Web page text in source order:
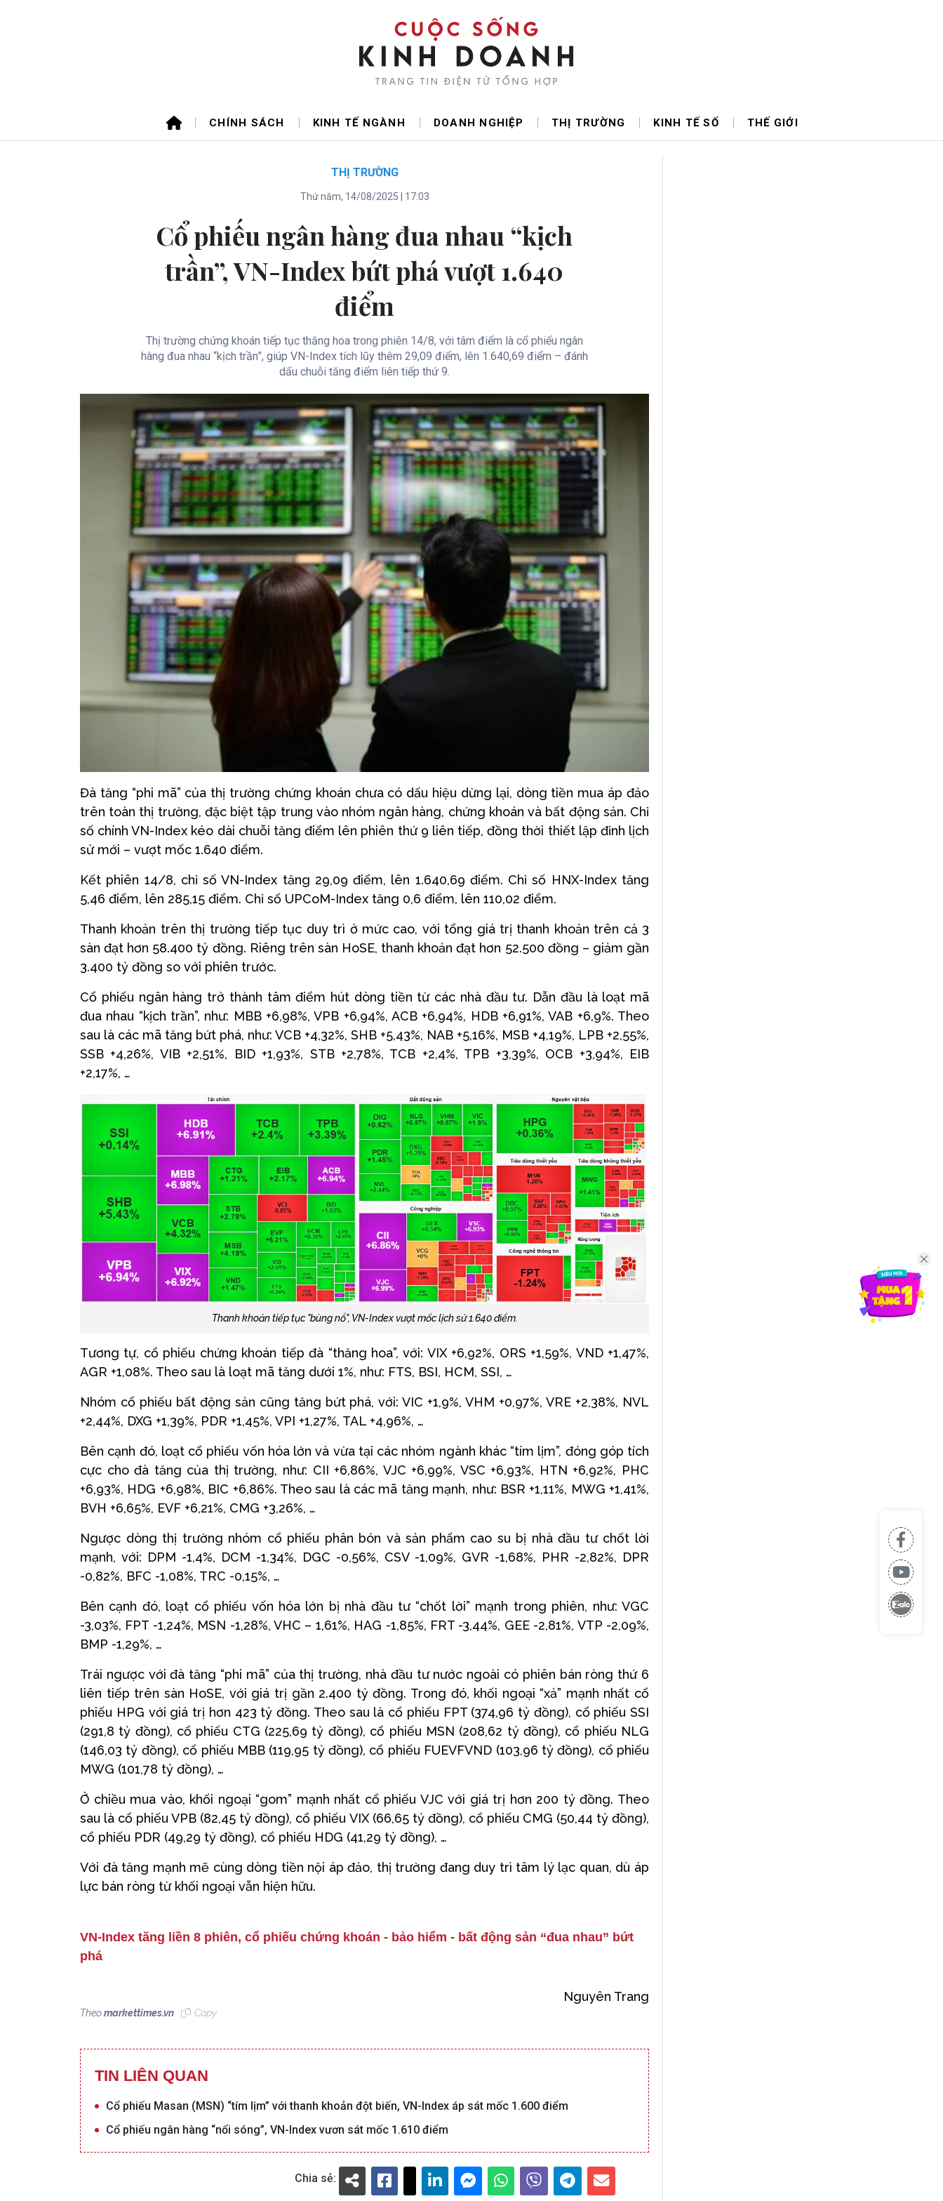
CHÍNH SÁCH KINH TẾ NGÀNH DOANH NGHIỆP THỊ TRƯỜNG KINH TẾ SỐ THẾ GIỚI
THỊ TRƯỜNG
Thứ năm, 14/08/2025 | 17:03
Cổ phiếu ngân hàng đua nhau “kịch
trần”, VN-Index bứt phá vượt 1.640
điểm
Thị trường chứng khoán tiếp tục thăng hoa trong phiên 14/8, với tâm điểm là cổ phiếu ngân
hàng đua nhau “kịch trần”, giúp VN-Index tích lũy thêm 29,09 điểm, lên 1.640,69 điểm – đánh
dấu chuỗi tăng điểm liên tiếp thứ 9.
Đà tăng “phi mã” của thị trường chứng khoán chưa có dấu hiệu dừng lại, dòng tiền mua áp đảo
trên toàn thị trường, đặc biệt tập trung vào nhóm ngân hàng, chứng khoán và bất động sản. Chỉ
số chính VN-Index kéo dài chuỗi tăng điểm lên phiên thứ 9 liên tiếp, đồng thời thiết lập đỉnh lịch
sử mới – vượt mốc 1.640 điểm.
Kết phiên 14/8, chỉ số VN-Index tăng 29,09 điểm, lên 1.640,69 điểm. Chỉ số HNX-Index tăng
5,46 điểm, lên 285,15 điểm. Chỉ số UPCoM-Index tăng 0,6 điểm, lên 110,02 điểm.
Thanh khoản trên thị trường tiếp tục duy trì ở mức cao, với tổng giá trị thanh khoản trên cả 3
sàn đạt hơn 58.400 tỷ đồng. Riêng trên sàn HoSE, thanh khoản đạt hơn 52.500 đồng – giảm gần
3.400 tỷ đồng so với phiên trước.
Cổ phiếu ngân hàng trở thành tâm điểm hút dòng tiền từ các nhà đầu tư. Dẫn đầu là loạt mã
đua nhau “kịch trần”, như: MBB +6,98%, VPB +6,94%, ACB +6,94%, HDB +6,91%, VAB +6,9%. Theo
sau là các mã tăng bứt phá, như: VCB +4,32%, SHB +5,43%, NAB +5,16%, MSB +4,19%, LPB +2,55%,
SSB +4,26%, VIB +2,51%, BID +1,93%, STB +2,78%, TCB +2,4%, TPB +3,39%, OCB +3,94%, EIB
+2,17%, …
Thanh khoản tiếp tục "bùng nổ", VN-Index vượt mốc lịch sử 1.640 điểm.
Tương tự, cổ phiếu chứng khoán tiếp đà “thăng hoa”, với: VIX +6,92%, ORS +1,59%, VND +1,47%,
AGR +1,08%. Theo sau là loạt mã tăng dưới 1%, như: FTS, BSI, HCM, SSI, …
Nhóm cổ phiếu bất động sản cũng tăng bứt phá, với: VIC +1,9%, VHM +0,97%, VRE +2,38%, NVL
+2,44%, DXG +1,39%, PDR +1,45%, VPI +1,27%, TAL +4,96%, …
Bên cạnh đó, loạt cổ phiếu vốn hóa lớn và vừa tại các nhóm ngành khác “tím lịm”, đóng góp tích
cực cho đà tăng của thị trường, như: CII +6,86%, VJC +6,99%, VSC +6,93%, HTN +6,92%, PHC
+6,93%, HDG +6,98%, BIC +6,86%. Theo sau là các mã tăng mạnh, như: BSR +1,11%, MWG +1,41%,
BVH +6,65%, EVF +6,21%, CMG +3,26%, …
Ngược dòng thị trường nhóm cổ phiếu phân bón và sản phẩm cao su bị nhà đầu tư chốt lời
mạnh, với: DPM -1,4%, DCM -1,34%, DGC -0,56%, CSV -1,09%, GVR -1,68%, PHR -2,82%, DPR
-0,82%, BFC -1,08%, TRC -0,15%, …
Bên cạnh đó, loạt cổ phiếu vốn hóa lớn bị nhà đầu tư “chốt lời” mạnh trong phiên, như: VGC
-3,03%, FPT -1,24%, MSN -1,28%, VHC – 1,61%, HAG -1,85%, FRT -3,44%, GEE -2,81%, VTP -2,09%,
BMP -1,29%, …
Trái ngược với đà tăng “phi mã” của thị trường, nhà đầu tư nước ngoài có phiên bán ròng thứ 6
liên tiếp trên sàn HoSE, với giá trị gần 2.400 tỷ đồng. Trong đó, khối ngoại “xả” mạnh nhất cổ
phiếu HPG với giá trị hơn 423 tỷ đồng. Theo sau là cổ phiếu FPT (374,96 tỷ đồng), cổ phiếu SSI
(291,8 tỷ đồng), cổ phiếu CTG (225,69 tỷ đồng), cổ phiếu MSN (208,62 tỷ đồng), cổ phiếu NLG
(146,03 tỷ đồng), cổ phiếu MBB (119,95 tỷ đồng), cổ phiếu FUEVFVND (103,96 tỷ đồng), cổ phiếu
MWG (101,78 tỷ đồng), …
Ở chiều mua vào, khối ngoại “gom” mạnh nhất cổ phiếu VJC với giá trị hơn 200 tỷ đồng. Theo
sau là cổ phiếu VPB (82,45 tỷ đồng), cổ phiếu VIX (66,65 tỷ đồng), cổ phiếu CMG (50,44 tỷ đồng),
cổ phiếu PDR (49,29 tỷ đồng), cổ phiếu HDG (41,29 tỷ đồng), …
Với đà tăng mạnh mẽ cùng dòng tiền nội áp đảo, thị trường đang duy trì tâm lý lạc quan, dù áp
lực bán ròng từ khối ngoại vẫn hiện hữu.
VN-Index tăng liền 8 phiên, cổ phiếu chứng khoán - bảo hiểm - bất động sản “đua nhau” bứt
phá
Nguyên Trang
Theomarkettimes.vn Copy
TIN LIÊN QUAN
Cổ phiếu Masan (MSN) “tím lịm” với thanh khoản đột biến, VN-Index áp sát mốc 1.600 điểm
Cổ phiếu ngân hàng “nổi sóng”, VN-Index vươn sát mốc 1.610 điểm
Chia sẻ: